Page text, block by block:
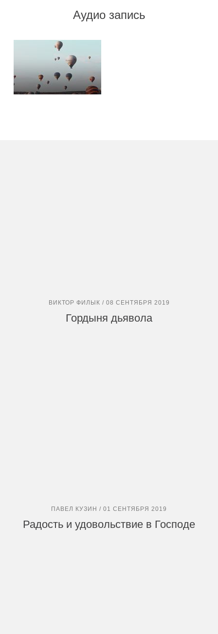
Аудио запись
ВИКТОР ФИЛЫК / 08 СЕНТЯБРЯ 2019
Гордыня дьявола
ПАВЕЛ КУЗИН / 01 СЕНТЯБРЯ 2019
Радость и удовольствие в Господе